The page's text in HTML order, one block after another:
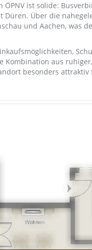
ÖPNV ist solide:
Über die
und Aachen, was
Kombination aus
besonders